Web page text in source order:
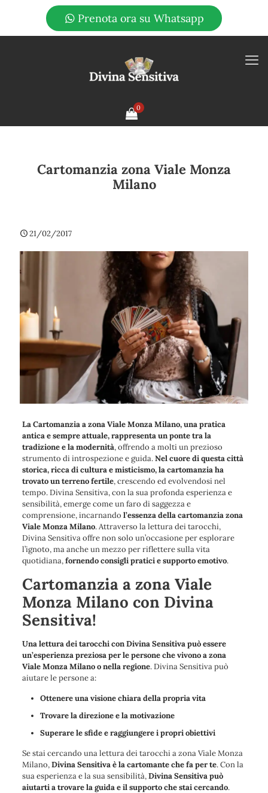
Prenota ora su Whatsapp
0
Cartomanzia zona Viale Monza
Milano
21/02/2017
La Cartomanzia a zona Viale Monza Milano, una pratica
antica e sempre attuale, rappresenta un ponte tra la
tradizione e la modernità, offrendo a molti un prezioso
strumento di introspezione e guida.Nel cuore di questa città
storica, ricca di cultura e misticismo, la cartomanzia ha
trovato un terreno fertile, crescendo ed evolvendosi nel
tempo. Divina Sensitiva, con la sua profonda esperienza e
sensibilità, emerge come un faro di saggezza e
comprensione, incarnando l’essenza della cartomanzia zona
Viale Monza Milano. Attraverso la lettura dei tarocchi,
Divina Sensitiva offre non solo un’occasione per esplorare
l’ignoto, ma anche un mezzo per riflettere sulla vita
quotidiana,fornendo consigli pratici e supporto emotivo.
Cartomanzia a zona Viale
Monza Milano con Divina
Sensitiva!
Una lettura dei tarocchi con Divina Sensitiva può essere
un’esperienza preziosa per le persone che vivono a zona
Viale Monza Milano o nella regione. Divina Sensitiva può
aiutare le persone a:
Ottenere una visione chiara della propria vita
Trovare la direzione e la motivazione
Superare le sfide e raggiungere i propri obiettivi
Se stai cercando una lettura dei tarocchi a zona Viale Monza
Milano,Divina Sensitiva è la cartomante che fa per te. Con la
sua esperienza e la sua sensibilità,Divina Sensitiva può
aiutarti a trovare la guida e il supporto che stai cercando.